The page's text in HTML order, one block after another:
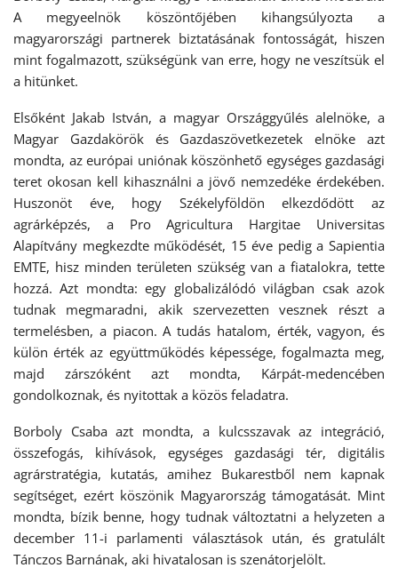
A megyeelnök köszöntőjében kihangsúlyozta a
magyarországi partnerek biztatásának fontosságát, hiszen
mint fogalmazott, szükségünk van erre, hogy ne veszítsük el
a hitünket.
Elsőként Jakab István, a magyar Országgyűlés alelnöke, a
Magyar Gazdakörök és Gazdaszövetkezetek elnöke azt
mondta, az európai uniónak köszönhető egységes gazdasági
teret okosan kell kihasználni a jövő nemzedéke érdekében.
Huszonöt éve, hogy Székelyföldön elkezdődött az
agrárképzés, a Pro Agricultura Hargitae Universitas
Alapítvány megkezdte működését, 15 éve pedig a Sapientia
EMTE, hisz minden területen szükség van a fiatalokra, tette
hozzá. Azt mondta: egy globalizálódó világban csak azok
tudnak megmaradni, akik szervezetten vesznek részt a
termelésben, a piacon. A tudás hatalom, érték, vagyon, és
külön érték az együttműködés képessége, fogalmazta meg,
majd zárszóként azt mondta, Kárpát-medencében
gondolkoznak, és nyitottak a közös feladatra.
Borboly Csaba azt mondta, a kulcsszavak az integráció,
összefogás, kihívások, egységes gazdasági tér, digitális
agrárstratégia, kutatás, amihez Bukarestből nem kapnak
segítséget, ezért köszönik Magyarország támogatását. Mint
mondta, bízik benne, hogy tudnak változtatni a helyzeten a
december 11-i parlamenti választások után, és gratulált
Tánczos Barnának, aki hivatalosan is szenátorjelölt.